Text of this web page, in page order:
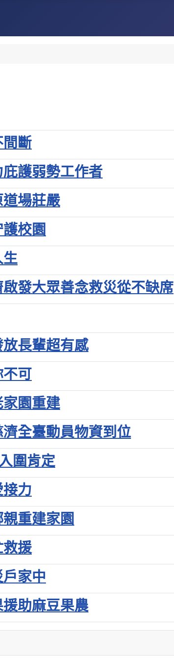
斷
庇護弱勢工作者
場莊嚴
校園
生
發大眾善念救災從不缺席
長輩超有感
可
園重建
全臺動員物資到位
圍肯定
力
重建家園
援
家中
助麻豆果農